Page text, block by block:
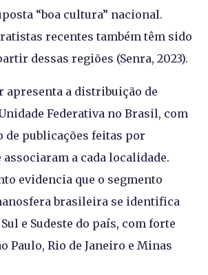
“boa cultura” nacional.
recentes também têm sido
dessas regiões (Senra, 2023).
apresenta a distribuição de
Federativa no Brasil, com
de publicações feitas por
associaram a cada localidade.
evidencia que o segmento
brasileira se identifica
e Sudeste do país, com forte
Paulo, Rio de Janeiro e Minas